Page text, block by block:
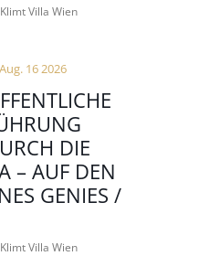
Klimt Villa Wien
Aug. 16 2026
DIE
– AUF DEN
GENIES /
Klimt Villa Wien